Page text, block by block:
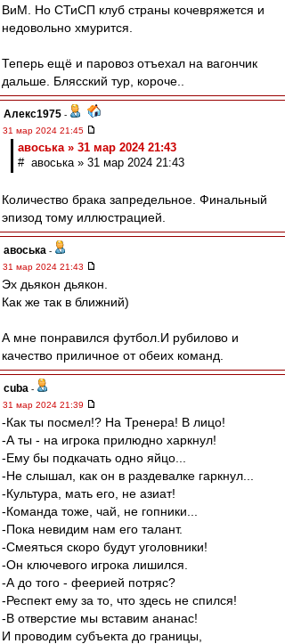
ВиМ. Но СТиСП клуб страны кочевряжется и
недовольно хмурится.
Теперь ещё и паровоз отъехал на вагончик
дальше. Блясский тур, короче..
Алекс1975 -
31 мар 2024 21:45
авоська » 31 мар 2024 21:43
# авоська » 31 мар 2024 21:43
Количество брака запредельное. Финальный
эпизод тому иллюстрацией.
авоська -
31 мар 2024 21:43
Эх дьякон дьякон.
Как же так в ближний)
А мне понравился футбол.И рубилово и
качество приличное от обеих команд.
cuba -
31 мар 2024 21:39
-Как ты посмел!? На Тренера! В лицо!
-А ты - на игрока прилюдно харкнул!
-Ему бы подкачать одно яйцо...
-Не слышал, как он в раздевалке гаркнул...
-Культура, мать его, не азиат!
-Команда тоже, чай, не гопники...
-Пока невидим нам его талант.
-Смеяться скоро будут уголовники!
-Он ключевого игрока лишился.
-А до того - феерией потряс?
-Респект ему за то, что здесь не спился!
-В отверстие мы вставим ананас!
И проводим субъекта до границы,